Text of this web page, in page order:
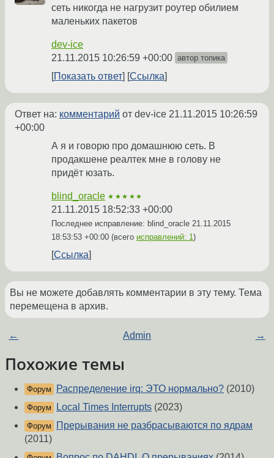
сеть никогда не нагрузит роутер обилием
маленьких пакетов
dev-ice
21.11.2015 10:26:59 +00:00 автор топика
Показать ответ Ссылка
Ответ на: комментарий от dev-ice 21.11.2015 10:26:59
+00:00
А я и говорю про домашнюю сеть. В
продакшене реалтек мне в голову не
придёт юзать.
blind_oracle ★★★★★
21.11.2015 18:52:33 +00:00
Последнее исправление: blind_oracle 21.11.2015
18:53:53 +00:00 (всего исправлений: 1)
Ссылка
Вы не можете добавлять комментарии в эту тему. Тема
перемещена в архив.
← Admin →
Похожие темы
Форум Распределение irq: ЭТО нормально? (2010)
Форум Local Times Interrupts (2023)
Форум
Прерывания не разбрасываются по ядрам
(2011)